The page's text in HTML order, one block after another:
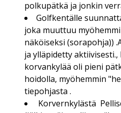
polkupätkä ja jonkin
Golfkentälle
joka muuttuu
näköiseksi (sorapohja))
ja ylläpidetty aktiivisesti.,
korvankylää oli pieni
hoidolla, myöhemmin
tiepohjasta .
Korvernkylästä